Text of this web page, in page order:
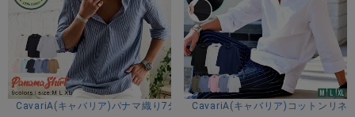
CavariA(キャバリア)パナマ織り7分袖カプリシャツ/全9色
CavariA(キャバリア)コットンリネ